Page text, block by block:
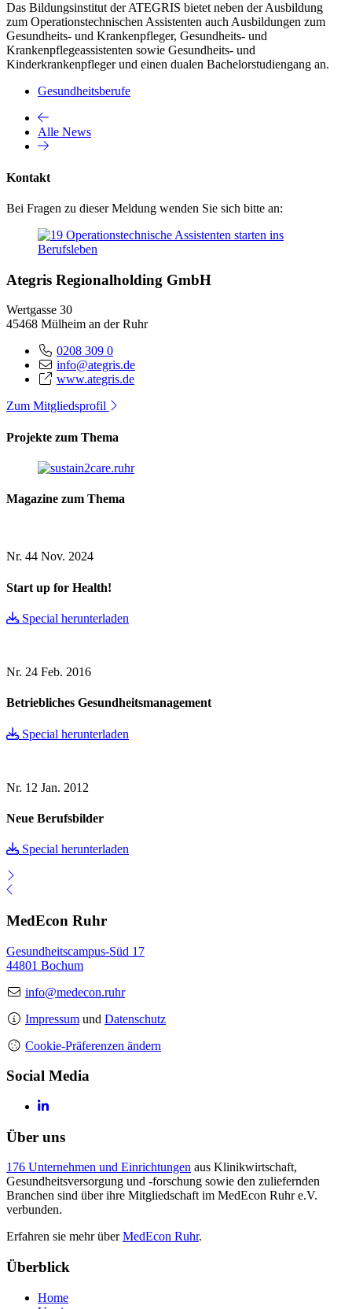
Das Bildungsinstitut der ATEGRIS bietet neben der Ausbildung
zum Operationstechnischen Assistenten auch Ausbildungen zum
Gesundheits- und Krankenpfleger, Gesundheits- und
Krankenpflegeassistenten sowie Gesundheits- und
Kinderkrankenpfleger und einen dualen Bachelorstudiengang an.
Gesundheitsberufe
Alle News
Kontakt
Bei Fragen zu dieser Meldung wenden Sie sich bitte an:
Ategris Regionalholding GmbH
Wertgasse 30
45468 Mülheim an der Ruhr
0208 309 0
info@ategris.de
www.ategris.de
Zum Mitgliedsprofil
Projekte zum Thema
Magazine zum Thema
Nr. 44 Nov. 2024
Start up for Health!
Special herunterladen
Nr. 24 Feb. 2016
Betriebliches Gesundheitsmanagement
Special herunterladen
Nr. 12 Jan. 2012
Neue Berufsbilder
Special herunterladen
MedEcon Ruhr
Gesundheitscampus-Süd 17
44801 Bochum
info@medecon.ruhr
Impressum und Datenschutz
Cookie-Präferenzen ändern
Social Media
Über uns
176 Unternehmen und Einrichtungen aus Klinikwirtschaft,
Gesundheitsversorgung und -forschung sowie den zuliefernden
Branchen sind über ihre Mitgliedschaft im MedEcon Ruhr e.V.
verbunden.
Erfahren sie mehr überMedEcon Ruhr.
Überblick
Home